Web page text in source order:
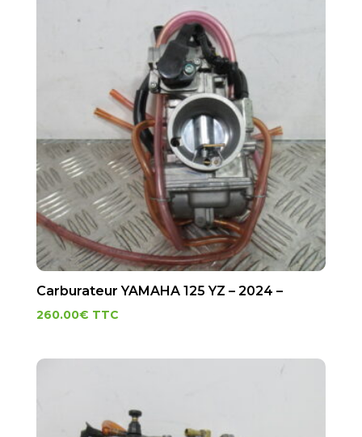
Carburateur YAMAHA 125 YZ – 2024 –
260.00€ TTC